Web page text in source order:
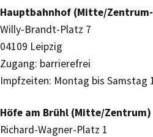
Hauptbahnhof (Mitte/
Willy-Brandt-Platz 7
04109 Leipzig
Zugang: barrierefrei
Impfzeiten: Montag bis Samstag
Höfe am Brühl (Mitte/Zentrum)
Richard-Wagner-Platz 1